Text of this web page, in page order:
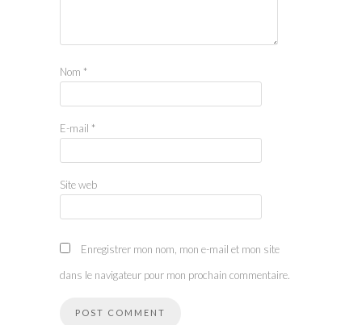
Nom *
E-mail *
Site web
Enregistrer mon nom, mon e-mail et mon site
dans le navigateur pour mon prochain commentaire.